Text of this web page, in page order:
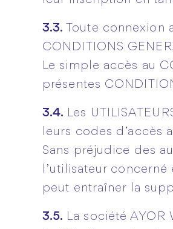
3.3. Toute connexion
CONDITIONS
Le simple accès au
présentes
3.4. Les
leurs codes d’accès
Sans préjudice des
l’utilisateur
peut entraîner la
3.5. La société AYOR